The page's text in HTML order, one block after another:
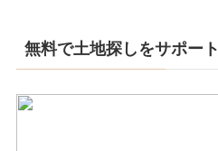
無料で土地探しをサポート